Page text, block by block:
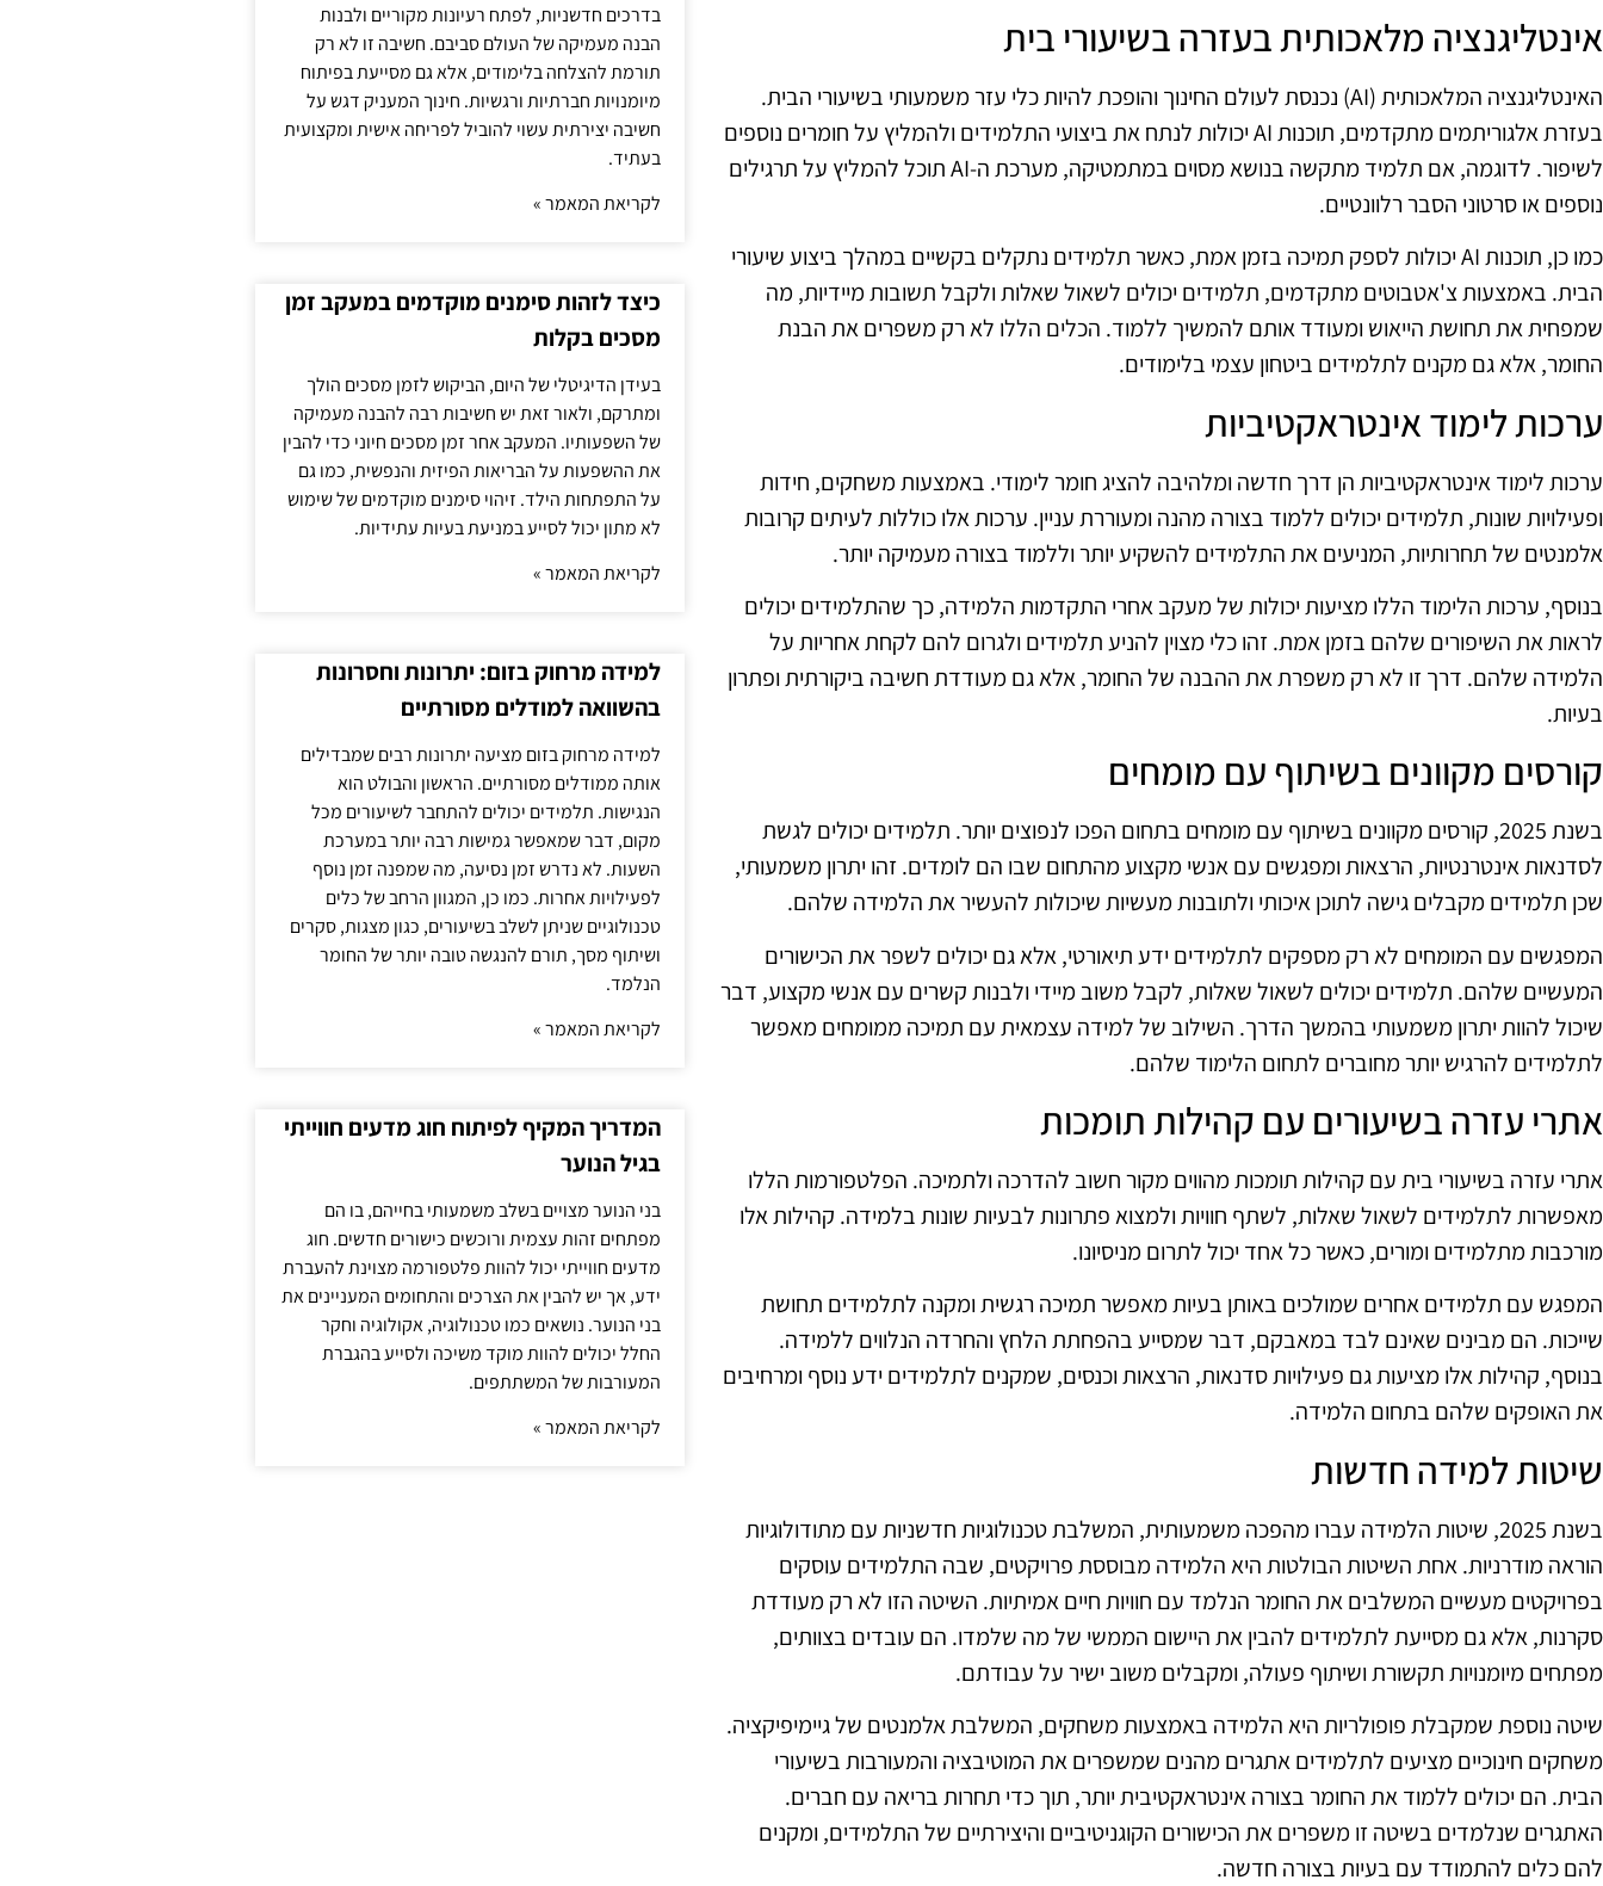
אינטליגנציה מלאכותית בעזרה בשיעורי בית
האינטליגנציה המלאכותית (AI) נכנסת לעולם החינוך והופכת להיות כלי עזר משמעותי בשיעורי הבית.
בעזרת אלגוריתמים מתקדמים, תוכנות AI יכולות לנתח את ביצועי התלמידים ולהמליץ על חומרים נוספים
לשיפור. לדוגמה, אם תלמיד מתקשה בנושא מסוים במתמטיקה, מערכת ה-AI תוכל להמליץ על תרגילים
נוספים או סרטוני הסבר רלוונטיים.
כמו כן, תוכנות AI יכולות לספק תמיכה בזמן אמת, כאשר תלמידים נתקלים בקשיים במהלך ביצוע שיעורי
הבית. באמצעות צ'אטבוטים מתקדמים, תלמידים יכולים לשאול שאלות ולקבל תשובות מיידיות, מה
שמפחית את תחושת הייאוש ומעודד אותם להמשיך ללמוד. הכלים הללו לא רק משפרים את הבנת
החומר, אלא גם מקנים לתלמידים ביטחון עצמי בלימודים.
ערכות לימוד אינטראקטיביות
ערכות לימוד אינטראקטיביות הן דרך חדשה ומלהיבה להציג חומר לימודי. באמצעות משחקים, חידות
ופעילויות שונות, תלמידים יכולים ללמוד בצורה מהנה ומעוררת עניין. ערכות אלו כוללות לעיתים קרובות
אלמנטים של תחרותיות, המניעים את התלמידים להשקיע יותר וללמוד בצורה מעמיקה יותר.
בנוסף, ערכות הלימוד הללו מציעות יכולות של מעקב אחרי התקדמות הלמידה, כך שהתלמידים יכולים
לראות את השיפורים שלהם בזמן אמת. זהו כלי מצוין להניע תלמידים ולגרום להם לקחת אחריות על
הלמידה שלהם. דרך זו לא רק משפרת את ההבנה של החומר, אלא גם מעודדת חשיבה ביקורתית ופתרון
בעיות.
קורסים מקוונים בשיתוף עם מומחים
בשנת 2025, קורסים מקוונים בשיתוף עם מומחים בתחום הפכו לנפוצים יותר. תלמידים יכולים לגשת
לסדנאות אינטרנטיות, הרצאות ומפגשים עם אנשי מקצוע מהתחום שבו הם לומדים. זהו יתרון משמעותי,
שכן תלמידים מקבלים גישה לתוכן איכותי ולתובנות מעשיות שיכולות להעשיר את הלמידה שלהם.
המפגשים עם המומחים לא רק מספקים לתלמידים ידע תיאורטי, אלא גם יכולים לשפר את הכישורים
המעשיים שלהם. תלמידים יכולים לשאול שאלות, לקבל משוב מיידי ולבנות קשרים עם אנשי מקצוע, דבר
שיכול להוות יתרון משמעותי בהמשך הדרך. השילוב של למידה עצמאית עם תמיכה ממומחים מאפשר
לתלמידים להרגיש יותר מחוברים לתחום הלימוד שלהם.
אתרי עזרה בשיעורים עם קהילות תומכות
אתרי עזרה בשיעורי בית עם קהילות תומכות מהווים מקור חשוב להדרכה ולתמיכה. הפלטפורמות הללו
מאפשרות לתלמידים לשאול שאלות, לשתף חוויות ולמצוא פתרונות לבעיות שונות בלמידה. קהילות אלו
מורכבות מתלמידים ומורים, כאשר כל אחד יכול לתרום מניסיונו.
המפגש עם תלמידים אחרים שמולכים באותן בעיות מאפשר תמיכה רגשית ומקנה לתלמידים תחושת
שייכות. הם מבינים שאינם לבד במאבקם, דבר שמסייע בהפחתת הלחץ והחרדה הנלווים ללמידה.
בנוסף, קהילות אלו מציעות גם פעילויות סדנאות, הרצאות וכנסים, שמקנים לתלמידים ידע נוסף ומרחיבים
את האופקים שלהם בתחום הלמידה.
שיטות למידה חדשות
בשנת 2025, שיטות הלמידה עברו מהפכה משמעותית, המשלבת טכנולוגיות חדשניות עם מתודולוגיות
הוראה מודרניות. אחת השיטות הבולטות היא הלמידה מבוססת פרויקטים, שבה התלמידים עוסקים
בפרויקטים מעשיים המשלבים את החומר הנלמד עם חוויות חיים אמיתיות. השיטה הזו לא רק מעודדת
סקרנות, אלא גם מסייעת לתלמידים להבין את היישום הממשי של מה שלמדו. הם עובדים בצוותים,
מפתחים מיומנויות תקשורת ושיתוף פעולה, ומקבלים משוב ישיר על עבודתם.
שיטה נוספת שמקבלת פופולריות היא הלמידה באמצעות משחקים, המשלבת אלמנטים של גיימיפיקציה.
משחקים חינוכיים מציעים לתלמידים אתגרים מהנים שמשפרים את המוטיבציה והמעורבות בשיעורי
הבית. הם יכולים ללמוד את החומר בצורה אינטראקטיבית יותר, תוך כדי תחרות בריאה עם חברים.
האתגרים שנלמדים בשיטה זו משפרים את הכישורים הקוגניטיביים והיצירתיים של התלמידים, ומקנים
להם כלים להתמודד עם בעיות בצורה חדשה.
בדרכים חדשניות, לפתח רעיונות מקוריים ולבנות
הבנה מעמיקה של העולם סביבם. חשיבה זו לא רק
תורמת להצלחה בלימודים, אלא גם מסייעת בפיתוח
מיומנויות חברתיות ורגשיות. חינוך המעניק דגש על
חשיבה יצירתית עשוי להוביל לפריחה אישית ומקצועית
בעתיד.
לקריאת המאמר »
כיצד לזהות סימנים מוקדמים במעקב זמן
מסכים בקלות
בעידן הדיגיטלי של היום, הביקוש לזמן מסכים הולך
ומתרקם, ולאור זאת יש חשיבות רבה להבנה מעמיקה
של השפעותיו. המעקב אחר זמן מסכים חיוני כדי להבין
את ההשפעות על הבריאות הפיזית והנפשית, כמו גם
על התפתחות הילד. זיהוי סימנים מוקדמים של שימוש
לא מתון יכול לסייע במניעת בעיות עתידיות.
לקריאת המאמר »
למידה מרחוק בזום: יתרונות וחסרונות
בהשוואה למודלים מסורתיים
למידה מרחוק בזום מציעה יתרונות רבים שמבדילים
אותה ממודלים מסורתיים. הראשון והבולט הוא
הנגישות. תלמידים יכולים להתחבר לשיעורים מכל
מקום, דבר שמאפשר גמישות רבה יותר במערכת
השעות. לא נדרש זמן נסיעה, מה שמפנה זמן נוסף
לפעילויות אחרות. כמו כן, המגוון הרחב של כלים
טכנולוגיים שניתן לשלב בשיעורים, כגון מצגות, סקרים
ושיתוף מסך, תורם להנגשה טובה יותר של החומר
הנלמד.
לקריאת המאמר »
המדריך המקיף לפיתוח חוג מדעים חווייתי
בגיל הנוער
בני הנוער מצויים בשלב משמעותי בחייהם, בו הם
מפתחים זהות עצמית ורוכשים כישורים חדשים. חוג
מדעים חווייתי יכול להוות פלטפורמה מצוינת להעברת
ידע, אך יש להבין את הצרכים והתחומים המעניינים את
בני הנוער. נושאים כמו טכנולוגיה, אקולוגיה וחקר
החלל יכולים להוות מוקד משיכה ולסייע בהגברת
המעורבות של המשתתפים.
לקריאת המאמר »